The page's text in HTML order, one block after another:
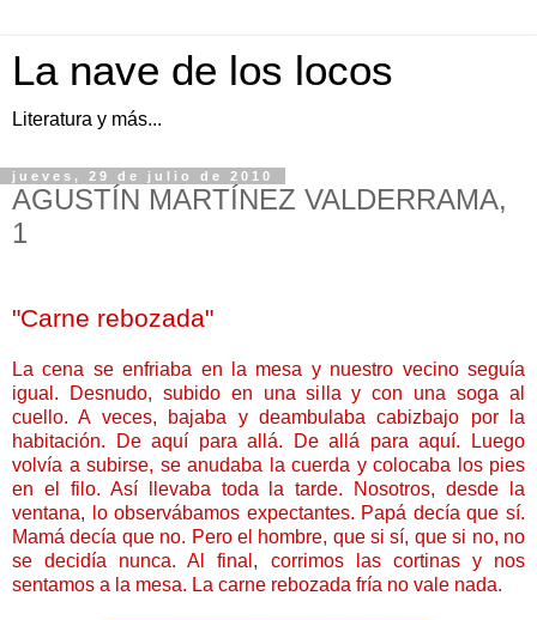
La nave de los locos
Literatura y más...
jueves, 29 de julio de 2010
AGUSTÍN MARTÍNEZ VALDERRAMA,
1
"Carne rebozada"
La cena se enfriaba en la mesa y nuestro vecino seguía
igual. Desnudo, subido en una silla y con una soga al
cuello. A veces, bajaba y deambulaba cabizbajo por la
habitación. De aquí para allá. De allá para aquí. Luego
volvía a subirse, se anudaba la cuerda y colocaba los pies
en el filo. Así llevaba toda la tarde. Nosotros, desde la
ventana, lo observábamos expectantes. Papá decía que sí.
Mamá decía que no. Pero el hombre, que si sí, que si no, no
se decidía nunca. Al final, corrimos las cortinas y nos
sentamos a la mesa. La carne rebozada fría no vale nada.